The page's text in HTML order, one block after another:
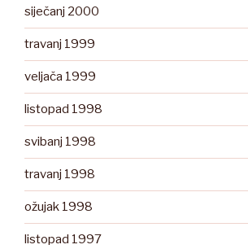
siječanj 2000
travanj 1999
veljača 1999
listopad 1998
svibanj 1998
travanj 1998
ožujak 1998
listopad 1997